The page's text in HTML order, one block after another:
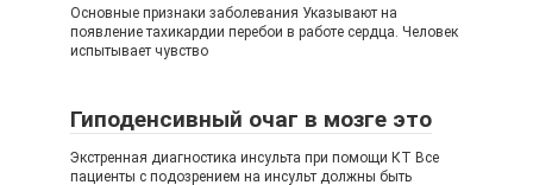
Основные признаки заболевания Указывают на
появление тахикардии перебои в работе сердца. Человек
испытывает чувство
Гиподенсивный очаг в мозге это
Экстренная диагностика инсульта при помощи КТ Все
пациенты с подозрением на инсульт должны быть